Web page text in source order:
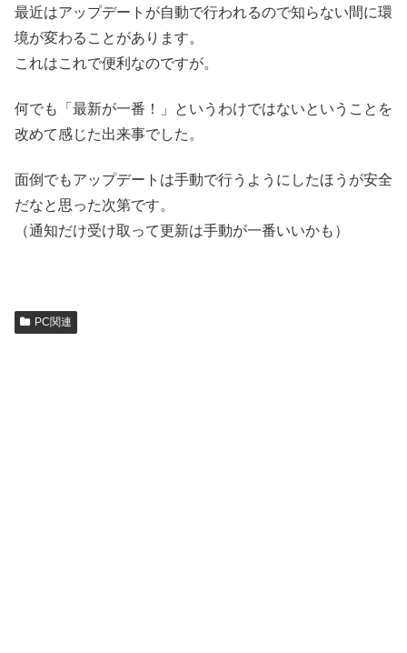
最近はアップデートが自動で行われるので知らない間に環
境が変わることがあります。
これはこれで便利なのですが。
何でも「最新が一番！」というわけではないということを
改めて感じた出来事でした。
面倒でもアップデートは手動で行うようにしたほうが安全
だなと思った次第です。
（通知だけ受け取って更新は手動が一番いいかも）
PC関連